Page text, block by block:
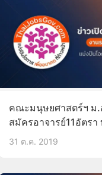
คณะมนุษยศาสตร์ฯ ม.
สมัครอาจารย์11อัตร
31 ต.ค. 2019